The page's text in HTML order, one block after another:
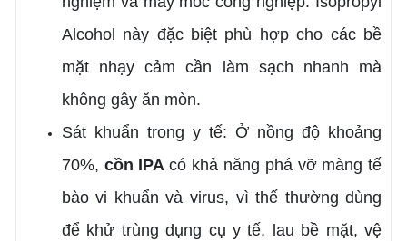
Alcohol này đặc biệt phù hợp cho các bề
mặt nhạy cảm cần làm sạch nhanh mà
không gây ăn mòn.
Sát khuẩn trong y tế: Ở nồng độ khoảng
70%, cồn IPAcó khả năng phá vỡ màng tế
bào vi khuẩn và virus, vì thế thường dùng
để khử trùng dụng cụ y tế, lau bề mặt, vệ